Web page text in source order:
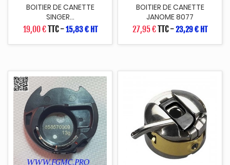
BOITIER DE CANETTE
SINGER...
19,00 €TTC-15,83 € HT
BOITIER DE CANETTE
JANOME 8077
27,95 €TTC-23,29 € HT